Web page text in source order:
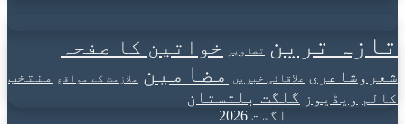
تازہ ترین تصاویر خواتین کا صفحہ
شعروشاعری علاقائی خبریں مضامین ملازمت کے مواقع
منتخب
کالم ویڈیوز گلگت بلتستان
اگست 2026